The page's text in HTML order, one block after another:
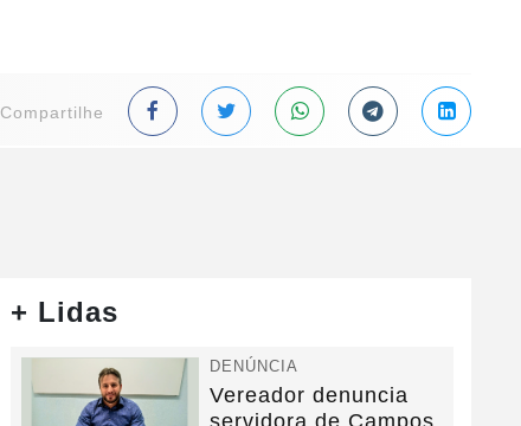
Compartilhe
+ Lidas
DENÚNCIA
Vereador denuncia
servidora de Campos